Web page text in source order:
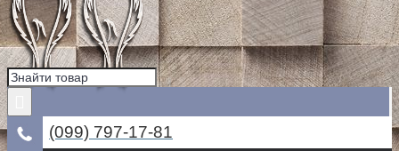
(099) 797-17-81